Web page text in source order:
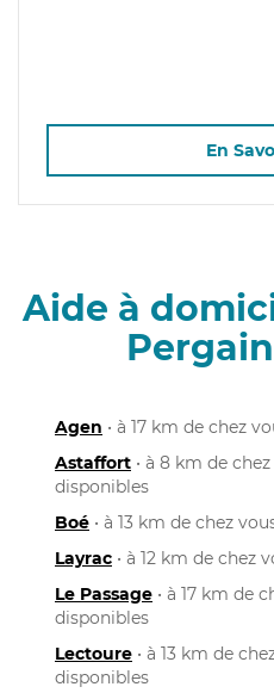
En
Aide à
Agen • à 17 km de chez
Astaffort • à 8 km de
disponibles
Boé • à 13 km de chez
Layrac • à 12 km de chez
Le Passage • à 17 km de
disponibles
Lectoure • à 13 km de
disponibles